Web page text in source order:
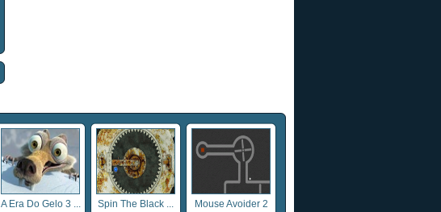
A Era Do Gelo 3 ... Spin The Black ... Mouse Avoider 2